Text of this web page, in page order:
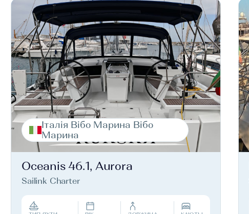
Італія Вібо Марина Вібо
Марина
Oceanis 46.1, Aurora
Sailink Charter